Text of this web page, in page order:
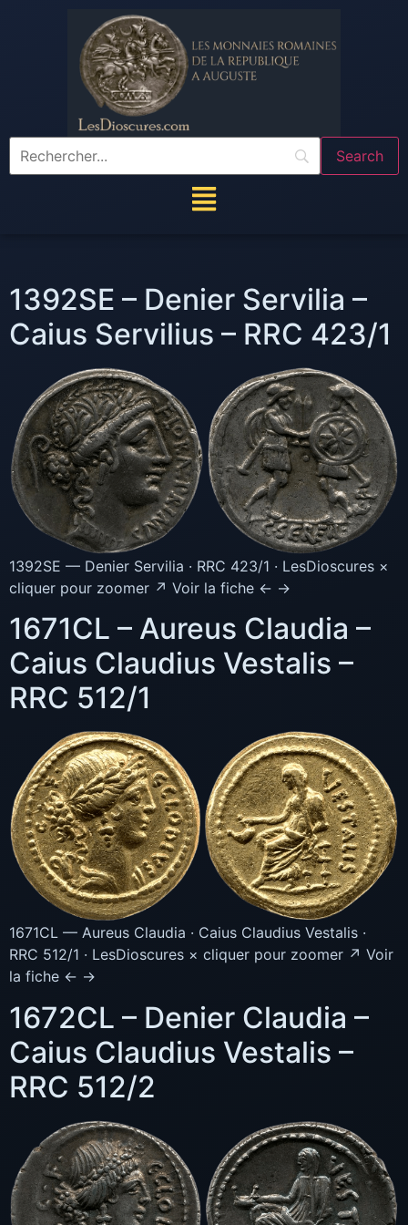
1392SE – Denier Servilia –
Caius Servilius – RRC 423/1
1392SE — Denier Servilia · RRC 423/1 · LesDioscures ×
cliquer pour zoomer ↗ Voir la fiche ← →
1671CL – Aureus Claudia –
Caius Claudius Vestalis –
RRC 512/1
1671CL — Aureus Claudia · Caius Claudius Vestalis ·
RRC 512/1 · LesDioscures × cliquer pour zoomer ↗ Voir
la fiche ← →
1672CL – Denier Claudia –
Caius Claudius Vestalis –
RRC 512/2